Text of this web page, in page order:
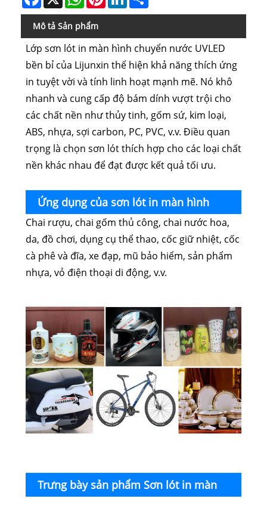
Mô tả Sản phẩm
Lớp sơn lót in màn hình chuyển nước UVLED
bền bỉ của Lijunxin thể hiện khả năng thích ứng
in tuyệt vời và tính linh hoạt mạnh mẽ. Nó khô
nhanh và cung cấp độ bám dính vượt trội cho
các chất nền như thủy tinh, gốm sứ, kim loại,
ABS, nhựa, sợi carbon, PC, PVC, v.v. Điều quan
trọng là chọn sơn lót thích hợp cho các loại chất
nền khác nhau để đạt được kết quả tối ưu.
Ứng dụng của sơn lót in màn hình
chuyển nước UVLED
Chai rượu, chai gốm thủ công, chai nước hoa,
da, đồ chơi, dụng cụ thể thao, cốc giữ nhiệt, cốc
cà phê và đĩa, xe đạp, mũ bảo hiểm, sản phẩm
nhựa, vỏ điện thoại di động, v.v.
Trưng bày sản phẩm Sơn lót in màn